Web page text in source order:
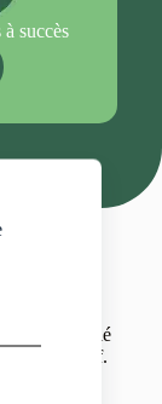
à succès
succès
diversifié
et inclusif.